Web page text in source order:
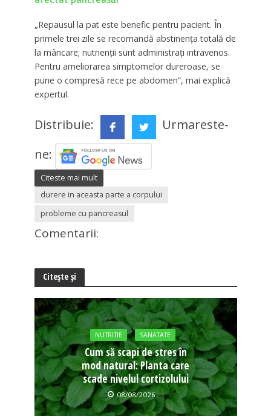
„Repausul la pat este benefic pentru pacient. În
primele trei zile se recomandă abstinența totală de
la mâncare; nutrienții sunt administrați intravenos.
Pentru ameliorarea simptomelor dureroase, se
pune o compresă rece pe abdomen”, mai explică
expertul.
Distribuie:
Urmareste-
ne:
Citeste mai mult
durere in aceasta parte a corpului
probleme cu pancreasul
Comentarii:
Citește și
NUTRITIE SANATATE
Cum să scapi de stres în
mod natural: Planta care
scade nivelul cortizolului
08/08/2026